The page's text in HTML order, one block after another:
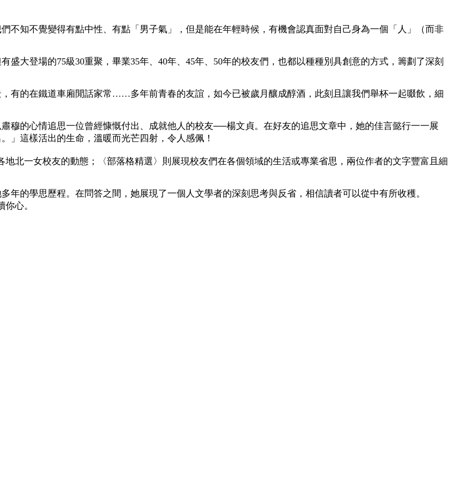
不知不覺變得有點中性、有點「男子氣」，但是能在年輕時候，有機會認真面對自己身為一個「人」（而非
盛大登場的75級30重聚，畢業35年、40年、45年、50年的校友們，也都以種種別具創意的方式，籌劃了深刻
有的在鐵道車廂閒話家常……多年前青春的友誼，如今已被歲月釀成醇酒，此刻且讓我們舉杯一起啜飲，細
穆的心情追思一位曾經慷慨付出、成就他人的校友──楊文貞。在好友的追思文章中，她的佳言懿行一一展
」這樣活出的生命，溫暖而光芒四射，令人感佩！
北一女校友的動態；〈部落格精選〉則展現校友們在各個領域的生活或專業省思，兩位作者的文字豐富且細
年的學思歷程。在問答之間，她展現了一個人文學者的深刻思考與反省，相信讀者可以從中有所收穫。
心。